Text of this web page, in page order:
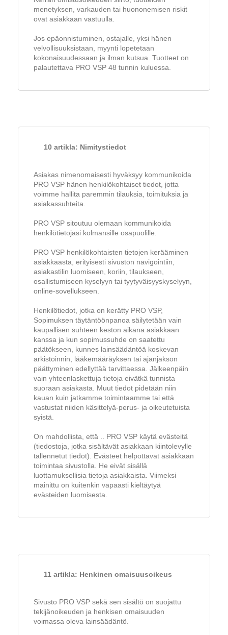
menetyksen, varkauden tai huononemisen riskit
ovat asiakkaan vastuulla.
Jos epäonnistuminen, ostajalle, yksi hänen
velvollisuuksistaan, myynti lopetetaan
kokonaisuudessaan ja ilman kutsua. Tuotteet on
palautettava PRO VSP 48 tunnin kuluessa.
10 artikla: Nimitystiedot
Asiakas nimenomaisesti hyväksyy kommunikoida
PRO VSP hänen henkilökohtaiset tiedot, jotta
voimme hallita paremmin tilauksia, toimituksia ja
asiakassuhteita.
PRO VSP sitoutuu olemaan kommunikoida
henkilötietojasi kolmansille osapuolille.
PRO VSP henkilökohtaisten tietojen kerääminen
asiakkaasta, erityisesti sivuston navigointiin,
asiakastilin luomiseen, koriin, tilaukseen,
osallistumiseen kyselyyn tai tyytyväisyyskyselyyn,
online-sovellukseen.
Henkilötiedot, jotka on kerätty PRO VSP,
Sopimuksen täytäntöönpanoa säilytetään vain
kaupallisen suhteen keston aikana asiakkaan
kanssa ja kun sopimussuhde on saatettu
päätökseen, kunnes lainsäädäntöä koskevan
arkistoinnin, lääkemääräyksen tai ajanjakson
päättyminen edellyttää tarvittaessa. Jälkeenpäin
vain yhteenlaskettuja tietoja eivätkä tunnista
suoraan asiakasta. Muut tiedot pidetään niin
kauan kuin jatkamme toimintaamme tai että
vastustat niiden käsittelyä-perus- ja oikeutetuista
syistä.
On mahdollista, että .. PRO VSP käytä evästeitä
(tiedostoja, jotka sisältävät asiakkaan kiintolevylle
tallennetut tiedot). Evästeet helpottavat asiakkaan
toimintaa sivustolla. He eivät sisällä
luottamuksellisia tietoja asiakkaista. Viimeksi
mainittu on kuitenkin vapaasti kieltäytyä
evästeiden luomisesta.
11 artikla: Henkinen omaisuusoikeus
Sivusto PRO VSP sekä sen sisältö on suojattu
tekijänoikeuden ja henkisen omaisuuden
voimassa oleva lainsäädäntö.